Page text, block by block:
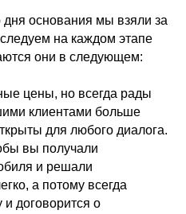
дня основания мы взяли за
на каждом этапе
они в следующем:
цены, но всегда рады
клиентами больше
для любого диалога.
вы получали
и решали
а потому всегда
и договорится о